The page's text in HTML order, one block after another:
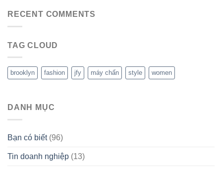
RECENT COMMENTS
TAG CLOUD
brooklyn fashion jfy máy chấn style women
DANH MỤC
Bạn có biết(96)
Tin doanh nghiệp (13)